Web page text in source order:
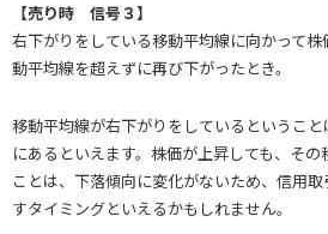
【売り時 信号３】
右下がりをしている移動平均線に向かって
動平均線を超えずに再び下がったとき。
移動平均線が右下がりをしているというこ
にあるといえます。株価が上昇しても、そ
ことは、下落傾向に変化がないため、信用
すタイミングといえるかもしれません。